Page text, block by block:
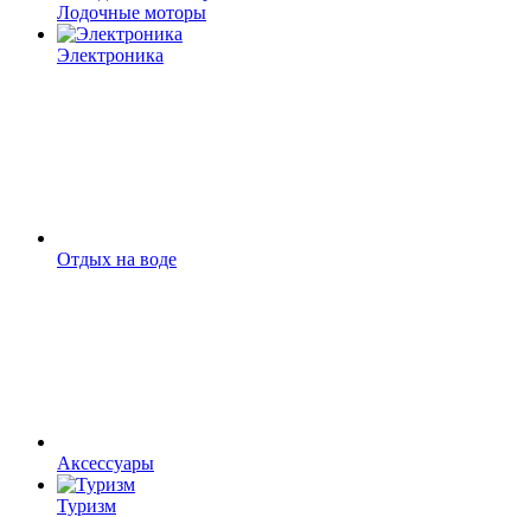
Лодочные моторы
Электроника
Отдых на воде
Аксессуары
Туризм